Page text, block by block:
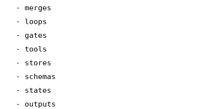
- merges
- loops
- gates
- tools
- stores
- schemas
- states
- outputs